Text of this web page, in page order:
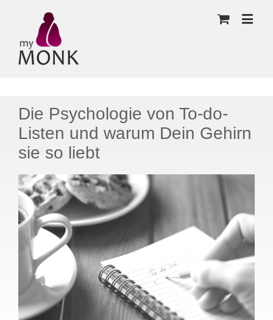
Die Psychologie von To-do-
Listen und warum Dein Gehirn
sie so liebt